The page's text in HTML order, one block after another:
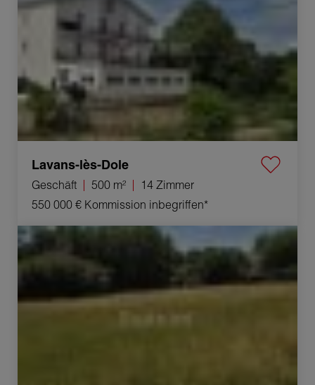
Lavans-lès-Dole
Geschäft 500 m²
14 Zimmer
550 000 € Kommission inbegriffen*
Verkauf Baugrundstück Dole 1298 m²